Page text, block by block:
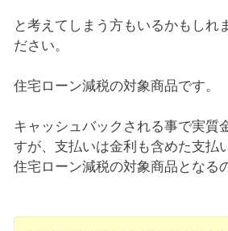
と考えてしまう方もいるかもしれ
ださい。
住宅ローン減税の対象商品です。
キャッシュバックされる事で実質
すが、支払いは金利も含めた支払
住宅ローン減税の対象商品となる